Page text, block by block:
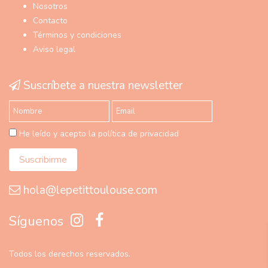
Nosotros
Contacto
Términos y condiciones
Aviso legal
Suscríbete a nuestra newsletter
He leído y acepto la política de privacidad
hola@lepetittoulouse.com
Síguenos
Todos los derechos reservados.